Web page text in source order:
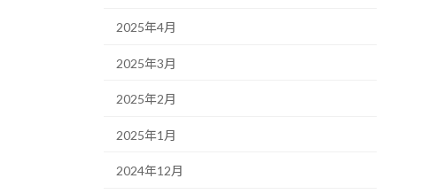
2025年4月
2025年3月
2025年2月
2025年1月
2024年12月